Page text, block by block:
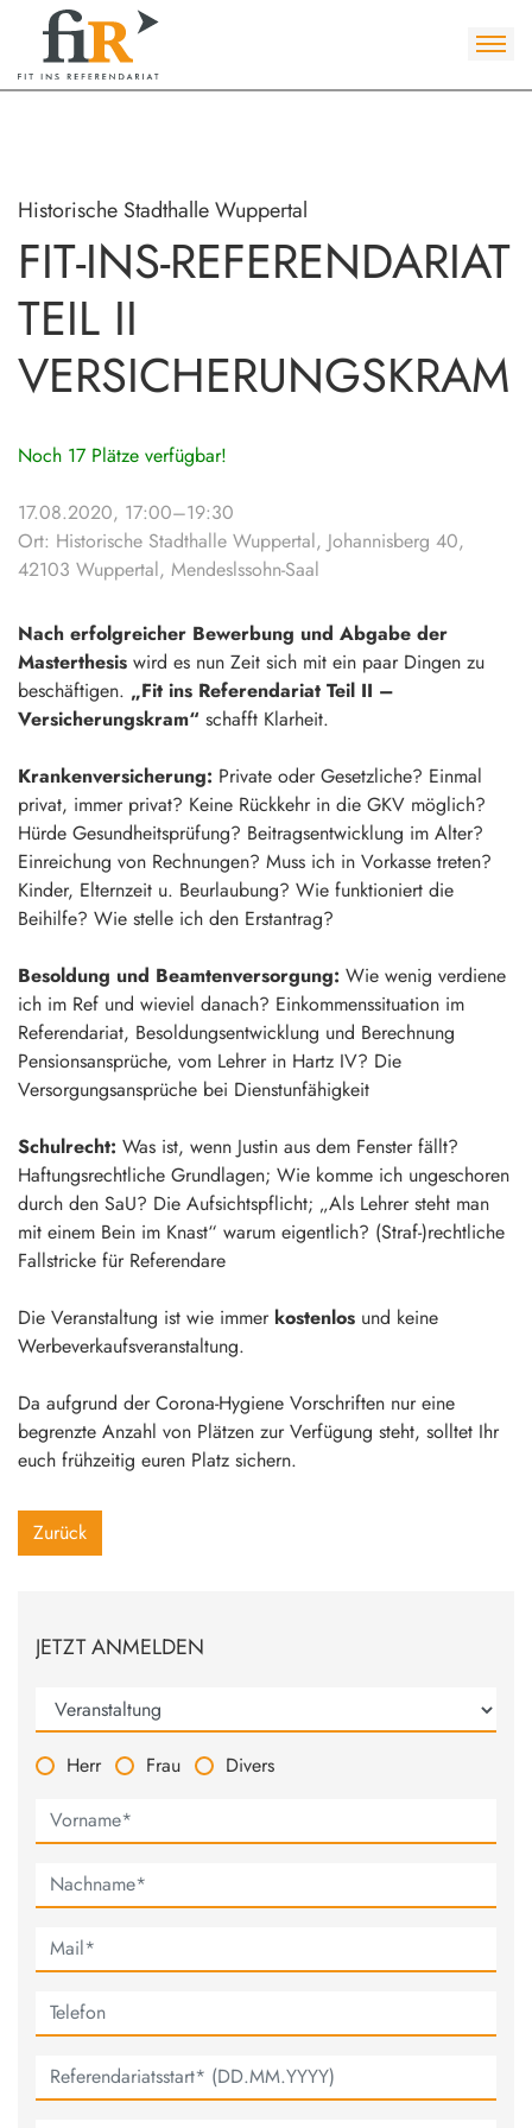
Historische Stadthalle Wuppertal
FIT-INS-REFERENDARIAT
TEIL II
VERSICHERUNGSKRAM
Noch 17 Plätze verfügbar!
17.08.2020, 17:00–19:30
Ort: Historische Stadthalle Wuppertal, Johannisberg 40,
42103 Wuppertal, Mendeslssohn-Saal
Nach erfolgreicher Bewerbung und Abgabe der
Masterthesis wird es nun Zeit sich mit ein paar Dingen zu
beschäftigen. „Fit ins Referendariat Teil II –
Versicherungskram“ schafft Klarheit.
Krankenversicherung: Private oder Gesetzliche? Einmal
privat, immer privat? Keine Rückkehr in die GKV möglich?
Hürde Gesundheitsprüfung? Beitragsentwicklung im Alter?
Einreichung von Rechnungen? Muss ich in Vorkasse treten?
Kinder, Elternzeit u. Beurlaubung? Wie funktioniert die
Beihilfe? Wie stelle ich den Erstantrag?
Besoldung und Beamtenversorgung: Wie wenig verdiene
ich im Ref und wieviel danach? Einkommenssituation im
Referendariat, Besoldungsentwicklung und Berechnung
Pensionsansprüche, vom Lehrer in Hartz IV? Die
Versorgungsansprüche bei Dienstunfähigkeit
Schulrecht: Was ist, wenn Justin aus dem Fenster fällt?
Haftungsrechtliche Grundlagen; Wie komme ich ungeschoren
durch den SaU? Die Aufsichtspflicht; „Als Lehrer steht man
mit einem Bein im Knast“ warum eigentlich? (Straf-)rechtliche
Fallstricke für Referendare
Die Veranstaltung ist wie immerkostenlos und keine
Werbeverkaufsveranstaltung.
Da aufgrund der Corona-Hygiene Vorschriften nur eine
begrenzte Anzahl von Plätzen zur Verfügung steht, solltet Ihr
euch frühzeitig euren Platz sichern.
Zurück
JETZT ANMELDEN
Herr Frau Divers